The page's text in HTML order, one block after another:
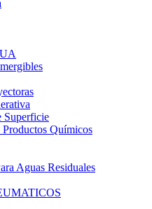
Superficie
Químicos
Aguas Residuales